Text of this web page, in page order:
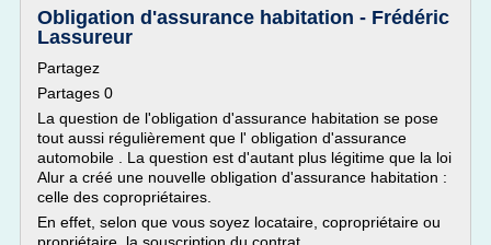
Obligation d'assurance habitation - Frédéric
Lassureur
Partagez
Partages 0
La question de l'obligation d'assurance habitation se pose
tout aussi régulièrement que l' obligation d'assurance
automobile . La question est d'autant plus légitime que la loi
Alur a créé une nouvelle obligation d'assurance habitation :
celle des copropriétaires.
En effet, selon que vous soyez locataire, copropriétaire ou